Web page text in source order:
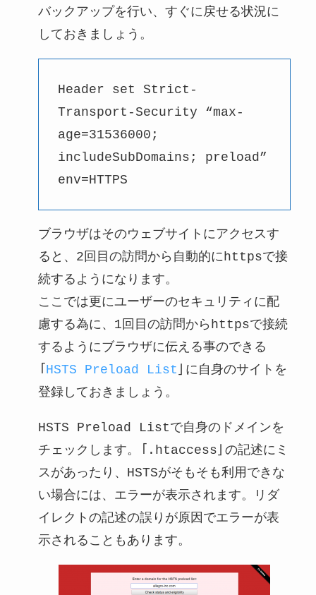
バックアップを行い、すぐに戻せる状況に
しておきましょう。
Header set Strict-
Transport-Security “max-
age=31536000;
includeSubDomains; preload”
env=HTTPS
ブラウザはそのウェブサイトにアクセスす
ると、2回目の訪問から自動的にhttpsで接
続するようになります。
ここでは更にユーザーのセキュリティに配
慮する為に、1回目の訪問からhttpsで接続
するようにブラウザに伝える事のできる
「 HSTS Preload List 」に自身のサイトを
登録しておきましょう。
HSTS Preload Listで自身のドメインを
チェックします。「.htaccess」の記述にミ
スがあったり、HSTSがそもそも利用できな
い場合には、エラーが表示されます。リダ
イレクトの記述の誤りが原因でエラーが表
示されることもあります。